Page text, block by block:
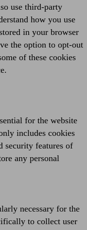
use third-party
how you use
in your browser
the option to opt-out
of these cookies
for the website
includes cookies
security features of
any personal
necessary for the
to collect user